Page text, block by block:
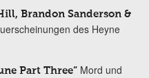
Brandon Sanderson &
des Heyne
Part Three“ Mord und